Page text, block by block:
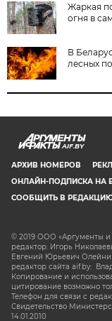
Жаркая
огня в
В
лесных
AIF.BY
АРХИВ НОМЕРОВ
ОНЛАЙН-ПОДПИСКА НА
СООБЩИТЬ В
© 2019 ООО «Аргументы и
редактор: Игорь
Евгений Юрьевич
редактор сайта aif.by:
Копирование и
цитирование возможно
Телефон для связи с
Свидетельство
14.01.2010